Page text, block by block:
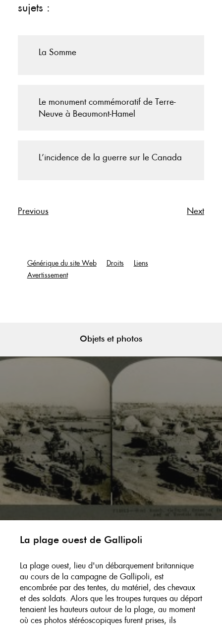
sujets :
La Somme
Le monument commémoratif de Terre-
Neuve à Beaumont-Hamel
L’incidence de la guerre sur le Canada
Previous Next
Générique du site Web Droits
Liens
Avertissement
Objets et photos
La plage ouest de Gallipoli
La plage ouest, lieu d'un débarquement britannique
au cours de la campagne de Gallipoli, est
encombrée par des tentes, du matériel, des chevaux
et des soldats. Alors que les troupes turques au départ
tenaient les hauteurs autour de la plage, au moment
où ces photos stéréoscopiques furent prises, ils